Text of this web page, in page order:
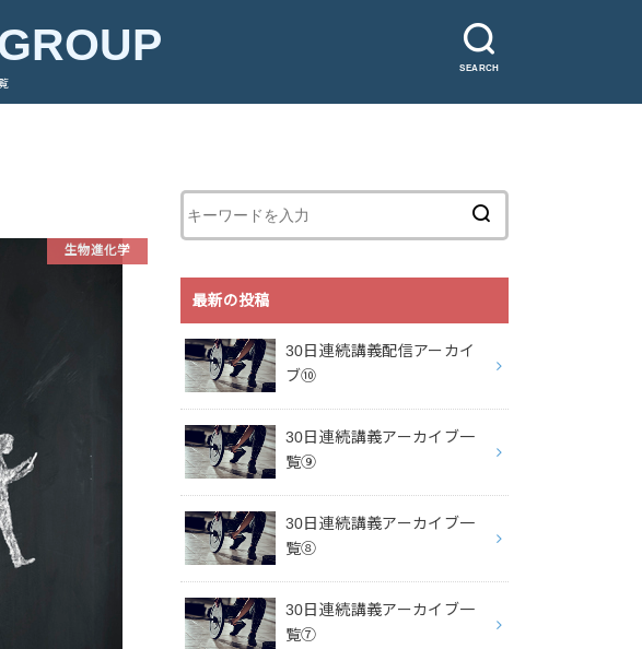
SEARCH
生物進化学
最新の投稿
30日連続講義配信アーカイ
ブ⑩
30日連続講義アーカイブ一
覧⑨
30日連続講義アーカイブ一
覧⑧
30日連続講義アーカイブ一
覧⑦